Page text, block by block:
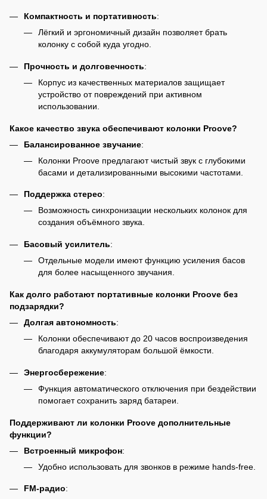
Компактность и портативность:
Лёгкий и эргономичный дизайн позволяет брать
колонку с собой куда угодно.
Прочность и долговечность:
Корпус из качественных материалов защищает
устройство от повреждений при активном
использовании.
Какое качество звука обеспечивают колонки Proove?
Балансированное звучание:
Колонки Proove предлагают чистый звук с глубокими
басами и детализированными высокими частотами.
Поддержка стерео:
Возможность синхронизации нескольких колонок для
создания объёмного звука.
Басовый усилитель:
Отдельные модели имеют функцию усиления басов
для более насыщенного звучания.
Как долго работают портативные колонки Proove без
подзарядки?
Долгая автономность:
Колонки обеспечивают до 20 часов воспроизведения
благодаря аккумуляторам большой ёмкости.
Энергосбережение:
Функция автоматического отключения при бездействии
помогает сохранить заряд батареи.
Поддерживают ли колонки Proove дополнительные
функции?
Встроенный микрофон:
Удобно использовать для звонков в режиме hands-free.
FM-радио: